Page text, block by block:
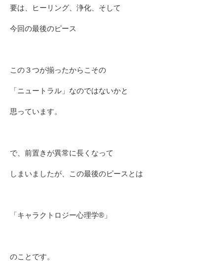
要は、ヒーリング、浄化、そして
今回の最後のピース
この３つが揃ったからこその
「ニュートラル」なのではないかと
思っています。
で、前置きが異常に長くなって
しまいましたが、この最後のピースとは
「キャラクトロジー心理学®」
のことです。